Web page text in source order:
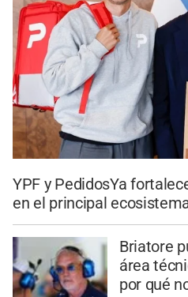
YPF y PedidosYa
en el principal
Briatore
área
por qué